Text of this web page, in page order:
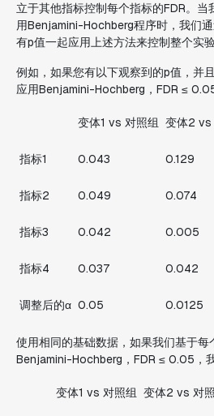
立于其他指标控制每个指标的FDR。
用Benjamini-Hochberg程序时，我们
有p值一起应用上述方法来控制整个实验
例如，如果您有以下观察到的p值，并
应用Benjamini-Hochberg，FDR ≤
变体1 vs 对照组 变体2 vs
指标1 0.043 0.129
指标2 0.049 0.074
指标3 0.042 0.005
指标4 0.037 0.042
调整后的α 0.05 0.0125
使用相同的基础数据，如果我们基于每
Benjamini-Hochberg，FDR ≤ 0.05，
变体1 vs 对照组 变体2 vs 对